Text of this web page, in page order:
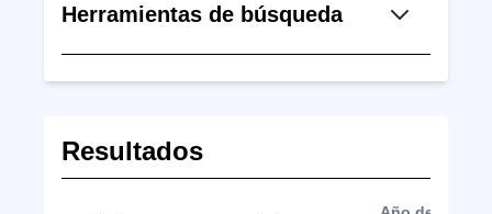
Herramientas de búsqueda
Resultados